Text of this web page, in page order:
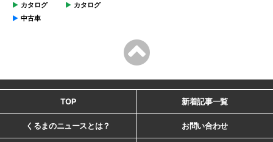
カタログ
中古車
カタログ
TOP 新着記事一覧
くるまのニュースとは？ お問い合わせ